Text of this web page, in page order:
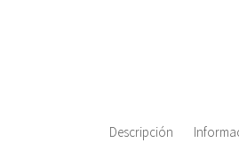
Descripción